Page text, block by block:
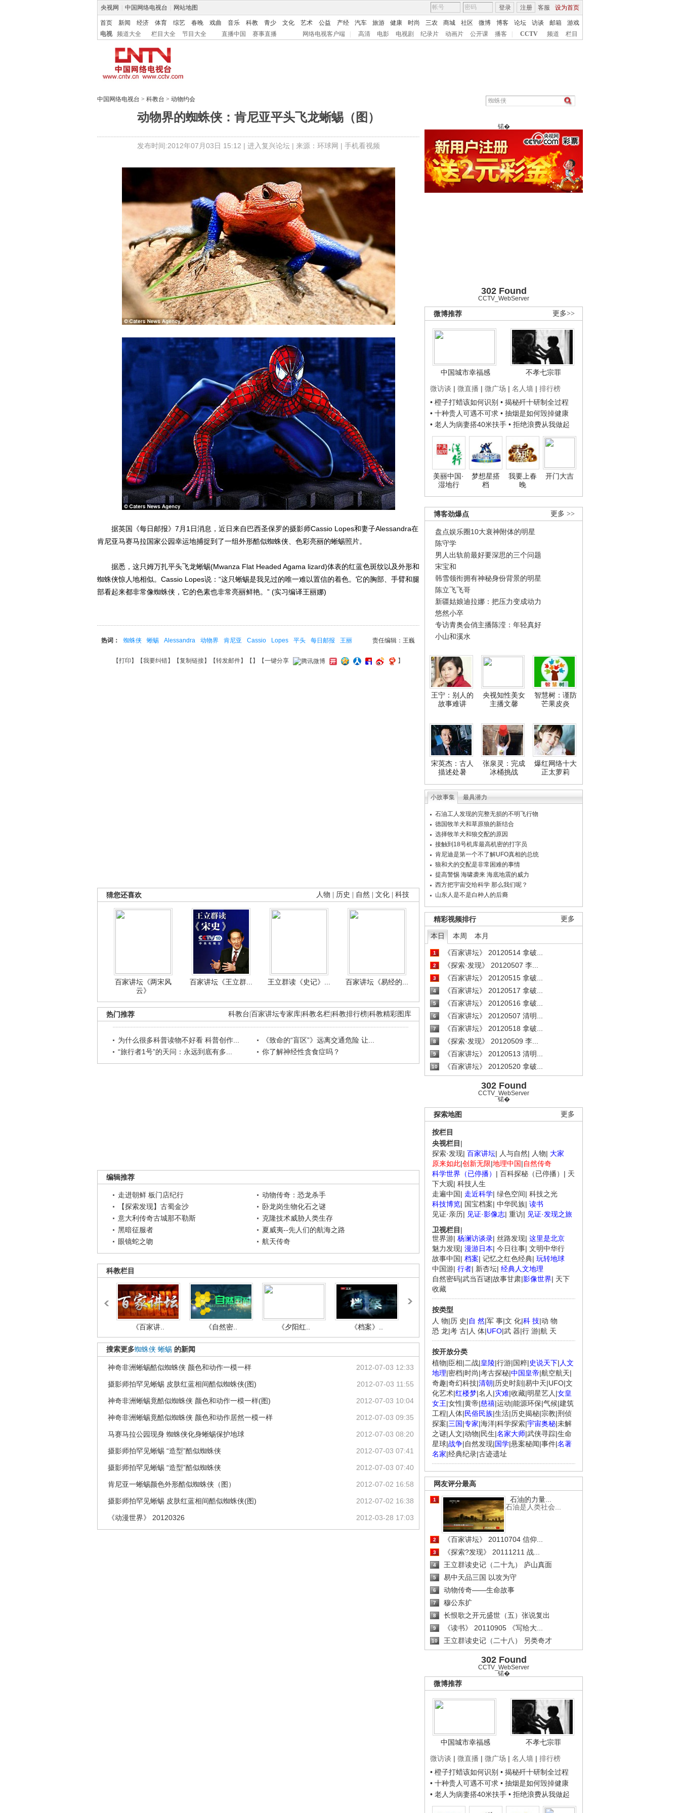
央视网 中国网络电视台 网站地图 客服 设为首页
登录 注册
首页 新闻 经济 体育 综艺 春晚 戏曲 音乐 科教 青少 文化 艺术 公益 产经 汽车 旅游 健康 时尚 三农 商城 社区 微博 博客 论坛 访谈 邮箱
游戏
电视
频道大全 栏目大全 节目大全 直播中国 赛事直播 网络电视客户端 高清 电影 电视剧 纪录片 动画片 公开课 播客 CCTV 频道 栏目
中国网络电视台 > 科教台 > 动物约会
锘�
302 Found
CCTV_WebServer
更多>>
微博推荐
中国城市幸福感
不孝七宗罪
微访谈 | 微直播 | 微广场 | 名人墙 | 排行榜
• 橙子打蜡该如何识别 • 揭秘歼十研制全过程
• 十种贵人可遇不可求 • 抽烟是如何毁掉健康
• 老人为病妻搭40米扶手 • 拒绝浪费从我做起
美丽中国·
湿地行
梦想星搭
档
我要上春
晚
开门大吉
更多 >>
博客劲爆点
盘点娱乐圈10大衰神附体的明星
陈守学
男人出轨前最好要深思的三个问题
宋宝和
韩雪领衔拥有神秘身份背景的明星
陈立飞飞哥
新疆姑娘迪拉娜：把压力变成动力
悠然小卒
专访青奥会俏主播陈滢：年轻真好
小山和溪水
王宁：别人的
故事难讲
央视知性美女
主播文馨
智慧树：谨防
芒果皮炎
宋英杰：古人
描述处暑
张泉灵：完成
冰桶挑战
爆红网络十大
正太萝莉
小故事集 最具潜力
石油工人发现的完整无损的不明飞行物
德国牧羊犬和草原狼的新结合
选择牧羊犬和狼交配的原因
接触到18号机库最高机密的打字员
肯尼迪是第一个不了解UFO真相的总统
狼和犬的交配是非常困难的事情
提高警惕 海啸袭来 海底地震的威力
西方把宇宙交给科学 那么我们呢？
山东人是不是白种人的后裔
更多
精彩视频排行
本日 本周 本月
1 《百家讲坛》 20120514 拿破...
2 《探索·发现》 20120507 李...
3 《百家讲坛》 20120515 拿破...
4 《百家讲坛》 20120517 拿破...
5 《百家讲坛》 20120516 拿破...
6 《百家讲坛》 20120507 清明...
7 《百家讲坛》 20120518 拿破...
8 《探索·发现》 20120509 李...
9 《百家讲坛》 20120513 清明...
10 《百家讲坛》 20120520 拿破...
302 Found
CCTV_WebServer
锘�
更多
探索地图
按栏目
央视栏目 |
探索·发现| 百家讲坛| 人与自然| 人物| 大家
原来如此|创新无限|地理中国|自然传奇
科学世界（已停播） | 百科探秘（已停播） | 天
下大观| 科技人生
走遍中国| 走近科学| 绿色空间| 科技之光
科技博览| 国宝档案| 中华民族| 读书
见证·亲历| 见证·影像志| 重访| 见证·发现之旅
卫视栏目 |
世界游| 杨澜访谈录| 丝路发现| 这里是北京
魅力发现| 漫游日本| 今日往事| 文明中华行
故事中国| 档案| 记忆之红色经典| 玩转地球
中国游| 行者| 新杏坛| 经典人文地理
自然密码|武当百谜|故事甘肃|影像世界| 天下
收藏
按类型
人 物|历 史|自 然|军 事|文 化|科 技|动 物
恐 龙|考 古| 人 体|UFO|武 器|行 游|航 天
按开放分类
植物|臣相|二战|皇陵|行游|国粹|史说天下| 人文
地理|密档|时尚|考古探秘|中国皇帝|航空航天|
奇趣|奇幻科技|清朝|历史时刻 |易中天|UFO|文
化艺术|红楼梦|名人 |灾难|收藏|明星艺人 |女皇
女王|女性|黄帝|慈禧|运动|能源环保|气候|建筑
工程| 人体|民俗民族|生活|历史揭秘|宗教|刑侦
探案|三国|专家|海洋|科学探索|宇宙奥秘|未解
之谜| 人文|动物|民生|名家大师|武侠寻踪|生命
星球|战争|自然发现|国学|悬案秘闻|事件|名著
名家|经典纪录|古迹遗址
网友评分最高
1
石油的力量...
石油是人类社会...
2 《百家讲坛》 20110704 信仰...
3 《探索?发现》 20111211 战...
4 王立群读史记（二十九） 庐山真面
5 易中天品三国 以攻为守
6 动物传奇——生命故事
7 穆公东扩
8 长恨歌之开元盛世（五）张说复出
9 《读书》 20110905 《写给大...
10 王立群读史记（二十八） 另类奇才
302 Found
CCTV_WebServer
锘�
微博推荐
中国城市幸福感
不孝七宗罪
微访谈 | 微直播 | 微广场 | 名人墙 | 排行榜
• 橙子打蜡该如何识别 • 揭秘歼十研制全过程
• 十种贵人可遇不可求 • 抽烟是如何毁掉健康
• 老人为病妻搭40米扶手 • 拒绝浪费从我做起
动物界的蜘蛛侠：肯尼亚平头飞龙蜥蜴（图）
发布时间:2012年07月03日 15:12 | 进入复兴论坛| 来源： 环球网 | 手机看视频
据英国《每日邮报》7月1日消息，近日来自巴西圣保罗的摄影师Cassio Lopes和妻子Alessandra在
肯尼亚马赛马拉国家公园幸运地捕捉到了一组外形酷似蜘蛛侠、色彩亮丽的蜥蜴照片。
据悉，这只姆万扎平头飞龙蜥蜴(Mwanza Flat Headed Agama lizard)体表的红蓝色斑纹以及外形和
蜘蛛侠惊人地相似。Cassio Lopes说：“这只蜥蜴是我见过的唯一难以置信的着色。它的胸部、手臂和腿
部看起来都非常像蜘蛛侠，它的色素也非常亮丽鲜艳。” (实习编译王丽娜)
责任编辑：王巍
热词： 蜘蛛侠 蜥蜴 Alessandra 动物界 肯尼亚 Cassio Lopes 平头 每日邮报 王丽
【打印 】【我要纠错】【复制链接】【转发邮件】【 】 【一键分享 】
人物 历史 自然 文化 科技
猜您还喜欢
百家讲坛《两宋风
云》
百家讲坛《王立群... 王立群读《史记》... 百家讲坛《易经的...
科教台 百家讲坛专家库 科教名栏 科教排行榜 科教精彩图库
热门推荐
为什么很多科普读物不好看 科普创作...
《致命的“盲区”》远离交通危险 让...
“旅行者1号”的天问：永远到底有多...
你了解神经性贪食症吗？
编辑推荐
走进朝鲜 板门店纪行
动物传奇：恐龙杀手
【探索发现】古蜀金沙
卧龙岗生物化石之谜
意大利传奇古城那不勒斯
克隆技术威胁人类生存
黑暗征服者
夏威夷--先人们的航海之路
眼镜蛇之吻
航天传奇
科教栏目
《百家讲.. 《自然密.. 《夕阳红.. 《档案》.. 《人与自.. 《经典人..
搜索更多蜘蛛侠 蜥蜴 的新闻
2012-07-03 12:33
神奇非洲蜥蜴酷似蜘蛛侠 颜色和动作一模一样
2012-07-03 11:55
摄影师拍罕见蜥蜴 皮肤红蓝相间酷似蜘蛛侠(图)
2012-07-03 10:04
神奇非洲蜥蜴竟酷似蜘蛛侠 颜色和动作一模一样(图)
2012-07-03 09:35
神奇非洲蜥蜴竟酷似蜘蛛侠 颜色和动作居然一模一样
2012-07-03 08:20
马赛马拉公园现身 蜘蛛侠化身蜥蜴保护地球
2012-07-03 07:41
摄影师拍罕见蜥蜴 “造型”酷似蜘蛛侠
2012-07-03 07:40
摄影师拍罕见蜥蜴 “造型”酷似蜘蛛侠
2012-07-02 16:58
肯尼亚一蜥蜴颜色外形酷似蜘蛛侠（图）
2012-07-02 16:38
摄影师拍罕见蜥蜴 皮肤红蓝相间酷似蜘蛛侠(图)
2012-03-28 17:03
《动漫世界》 20120326